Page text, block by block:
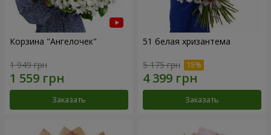
Корзина "Ангелочек"
1 949 грн
Заказать
51 белая хризантема
5 175 грн
Заказать